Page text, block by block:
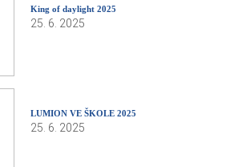
King of daylight 2025
25. 6. 2025
LUMION VE ŠKOLE 2025
25. 6. 2025